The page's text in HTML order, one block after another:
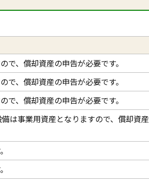
、償却資産の申告が必要です。
、償却資産の申告が必要です。
、償却資産の申告が必要です。
は事業用資産となりますので、償却資産